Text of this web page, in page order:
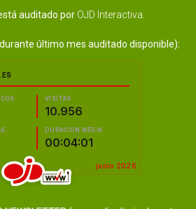
auditado por OJD Interactiva
último mes auditado disponible):